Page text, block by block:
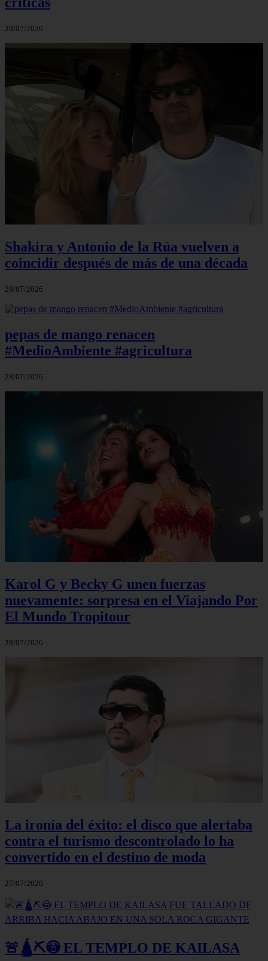
29/07/2026
Shakira y Antonio de la Rúa vuelven a
coincidir después de más de una década
29/07/2026
pepas de mango renacen
#MedioAmbiente #agricultura
28/07/2026
Karol G y Becky G unen fuerzas
nuevamente: sorpresa en el Viajando Por
El Mundo Tropitour
28/07/2026
La ironía del éxito: el disco que alertaba
contra el turismo descontrolado lo ha
convertido en el destino de moda
27/07/2026
🚨🛕⛏️😳 EL TEMPLO DE KAILASA